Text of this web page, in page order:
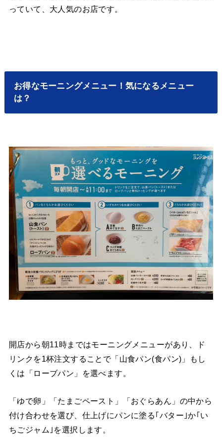
っていて、大人気のお店です。
お得なモーニングメニュー！気になるメニュー
は？
開店から朝11時まではモーニングメニューがあり、ド
リンクを1杯注文することで「山食パン(食パン)」もし
くは「ローブパン」を選べます。
「ゆで卵」「たまごペースト」「おぐらあん」の中から
付け合わせを選び、仕上げにパンに塗る｢バター｣か｢い
ちごジャム｣を選択します。